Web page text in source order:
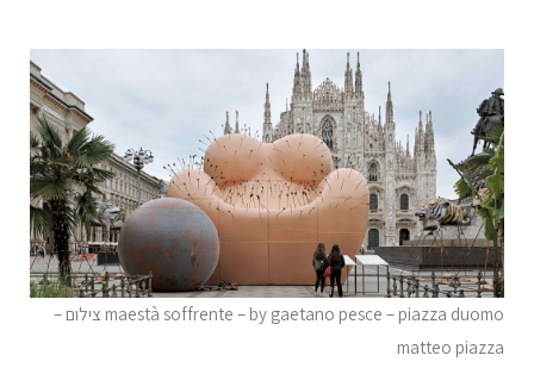
maestà soffrente – by gaetano pesce – piazza duomo צילום –
matteo piazza